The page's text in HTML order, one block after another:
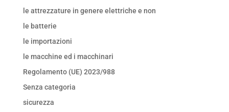
le attrezzature in genere elettriche e non
le batterie
le importazioni
le macchine ed i macchinari
Regolamento (UE) 2023/988
Senza categoria
sicurezza